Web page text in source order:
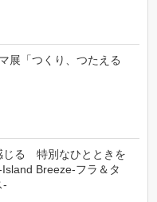
展「つくり、つたえる
じる 特別なひとときを
Breeze-フラ＆タ
-